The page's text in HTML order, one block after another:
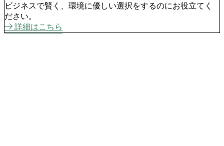
ビジネスで賢く、環境に優しい選択をするのにお役立てく
ださい。
詳細はこちら